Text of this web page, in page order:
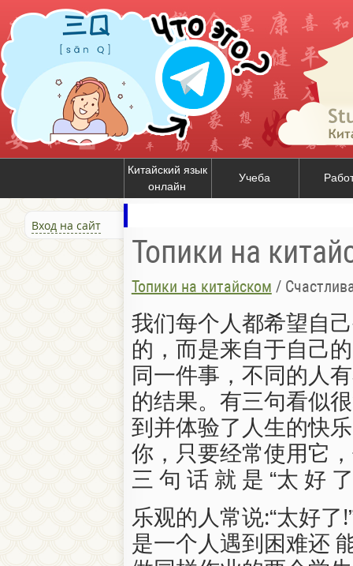
Китайский язык
онлайн
Учеба
Вход на сайт
Топики на
Топики на китайском /
我们每个人都希望自
的，而是来自于自己
同一件事，不同的人
的结果。有三句看似
到并体验了人生的快
你，只要经常使用它
三 句 话 就 是 “太 好
乐观的人常说:“太好
是一个人遇到困难还